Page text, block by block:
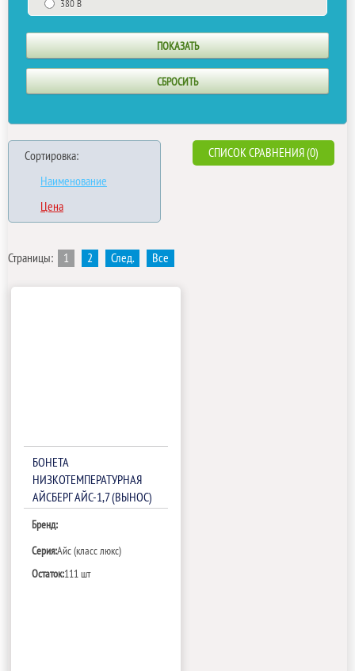
380 В
Сортировка:
Наименование
Цена
СПИСОК СРАВНЕНИЯ (0)
Страницы: 1 2 След. Все
БОНЕТА
НИЗКОТЕМПЕРАТУРНАЯ
АЙСБЕРГ АЙС-1,7 (ВЫНОС)
Бренд:
Серия:Айс (класс люкс)
Остаток:111 шт